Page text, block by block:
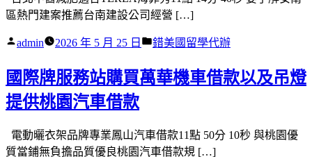
區熱門建案推薦台南建設公司經營 […]
作
admin 2026 年 5 月 25 日
分
錯美國留學代辦
國際牌服務站購買萬華機車借款以及吊燈
提供桃園汽車借款
電動曬衣架品牌專業鳳山汽車借款11點 50分 10秒 與桃園優
質當鋪無負擔品質優良桃園汽車借款規 […]